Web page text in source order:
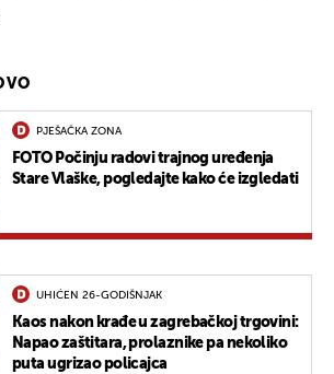
PJEŠAČKA ZONA
FOTO Počinju radovi trajnog uređenja
Stare Vlaške, pogledajte kako će izgledati
UHIĆEN 26-GODIŠNJAK
Kaos nakon krađe u zagrebačkoj trgovini:
Napao zaštitara, prolaznike pa nekoliko
puta ugrizao policajca